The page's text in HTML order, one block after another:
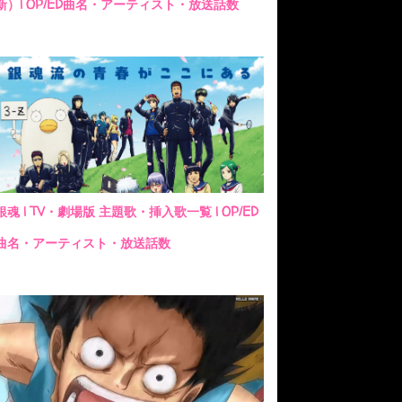
）| OP/ED曲名・アーティスト・放送話数
魂 | TV・劇場版 主題歌・挿入歌一覧 | OP/ED
名・アーティスト・放送話数